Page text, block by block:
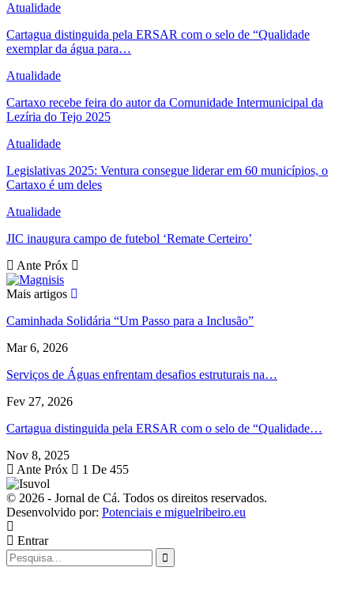
Atualidade
Cartagua distinguida pela ERSAR com o selo de “Qualidade
exemplar da água para…
Atualidade
Cartaxo recebe feira do autor da Comunidade Intermunicipal da
Lezíria do Tejo 2025
Atualidade
Legislativas 2025: Ventura consegue liderar em 60 municípios, o
Cartaxo é um deles
Atualidade
JIC inaugura campo de futebol ‘Remate Certeiro’
Ante Próx
Mais artigos
Caminhada Solidária “Um Passo para a Inclusão”
Mar 6, 2026
Serviços de Águas enfrentam desafios estruturais na…
Fev 27, 2026
Cartagua distinguida pela ERSAR com o selo de “Qualidade…
Nov 8, 2025
Ante Próx 1 De 455
© 2026 - Jornal de Cá. Todos os direitos reservados.
Desenvolvido por: Potenciais e miguelribeiro.eu
Entrar